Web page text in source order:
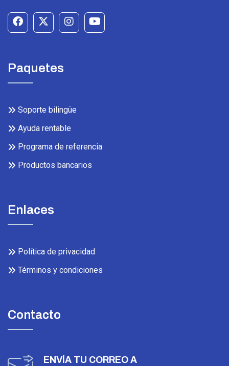
Paquetes
Soporte bilingüe
Ayuda rentable
Programa de referencia
Productos bancarios
Enlaces
Política de privacidad
Términos y condiciones
Contacto
ENVÍA TU CORREO A